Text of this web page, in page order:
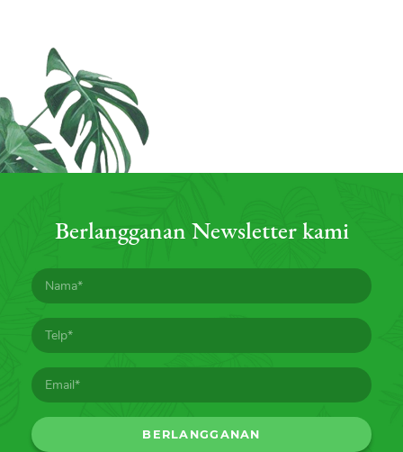
Berlangganan Newsletter kami